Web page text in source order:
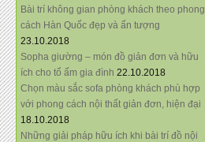
Bài trí không gian phòng khách theo phong
cách Hàn Quốc đẹp và ấn tượng
23.10.2018
Sopha giường – món đồ giản đơn và hữu
ích cho tổ ấm gia đình 22.10.2018
Chọn màu sắc sofa phòng khách phù hợp
với phong cách nội thất giản đơn, hiện đại
18.10.2018
Những giải pháp hữu ích khi bài trí đồ nội